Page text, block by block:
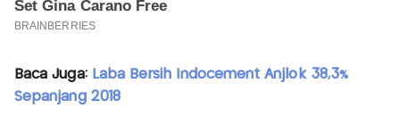
Baca Juga: Laba Bersih Indocement Anjlok 38,3%
Sepanjang 2018